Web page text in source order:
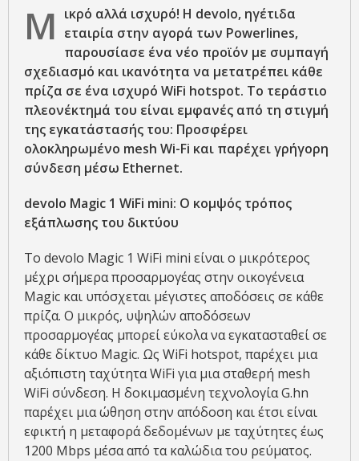
Μ ικρό αλλά ισχυρό! Η devolo, ηγέτιδα
εταιρία στην αγορά των Powerlines,
παρουσίασε ένα νέο προϊόν με συμπαγή
σχεδιασμό και ικανότητα να μετατρέπει κάθε
πρίζα σε ένα ισχυρό WiFi hotspot. Το τεράστιο
πλεονέκτημά του είναι εμφανές από τη στιγμή
της εγκατάστασής του: Προσφέρει
ολοκληρωμένο mesh Wi-Fi και παρέχει γρήγορη
σύνδεση μέσω Ethernet.
devolo Magic 1 WiFi mini: Ο κομψός τρόπος
εξάπλωσης του δικτύου
Το devolo Magic 1 WiFi mini είναι ο μικρότερος
μέχρι σήμερα προσαρμογέας στην οικογένεια
Magic και υπόσχεται μέγιστες αποδόσεις σε κάθε
πρίζα. Ο μικρός, υψηλών αποδόσεων
προσαρμογέας μπορεί εύκολα να εγκατασταθεί σε
κάθε δίκτυο Magic. Ως WiFi hotspot, παρέχει μια
αξιόπιστη ταχύτητα WiFi για μια σταθερή mesh
WiFi σύνδεση. Η δοκιμασμένη τεχνολογία G.hn
παρέχει μια ώθηση στην απόδοση και έτσι είναι
εφικτή η μεταφορά δεδομένων με ταχύτητες έως
1200 Mbps μέσα από τα καλώδια του ρεύματος.